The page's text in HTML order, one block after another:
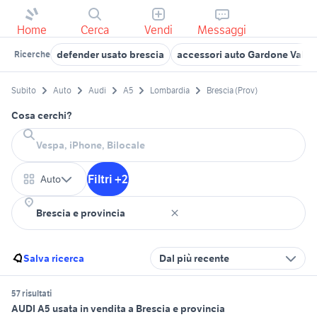
Home Cerca Vendi Messaggi
Ricerche defender usato brescia accessori auto Gardone Val
Subito Auto Audi A5 Lombardia Brescia (Prov)
Cosa cerchi?
Auto Filtri +2
Salva ricerca Dal più recente
57 risultati
AUDI A5 usata in vendita a Brescia e provincia